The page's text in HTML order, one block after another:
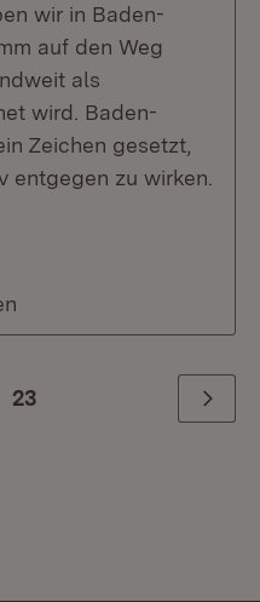
wir in Baden-
auf den Weg
als
wird. Baden-
Zeichen gesetzt,
entgegen zu wirken.
23 Weiter